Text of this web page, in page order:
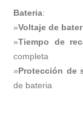
Bateria:
»Voltaje de
»Tiempo de
completa
»Protección de
de bateria